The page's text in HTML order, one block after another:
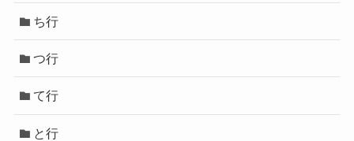
ち行
つ行
て行
と行